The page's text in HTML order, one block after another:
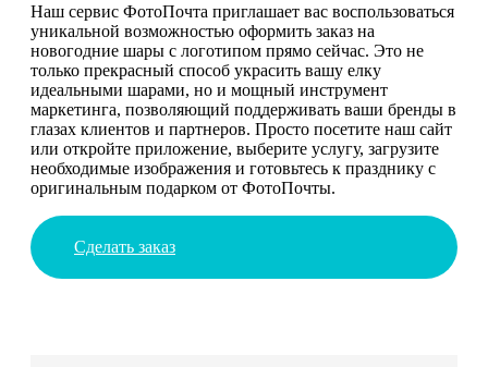
Наш сервис ФотоПочта приглашает вас воспользоваться
уникальной возможностью оформить заказ на
новогодние шары с логотипом прямо сейчас. Это не
только прекрасный способ украсить вашу елку
идеальными шарами, но и мощный инструмент
маркетинга, позволяющий поддерживать ваши бренды в
глазах клиентов и партнеров. Просто посетите наш сайт
или откройте приложение, выберите услугу, загрузите
необходимые изображения и готовьтесь к празднику с
оригинальным подарком от ФотоПочты.
Сделать заказ